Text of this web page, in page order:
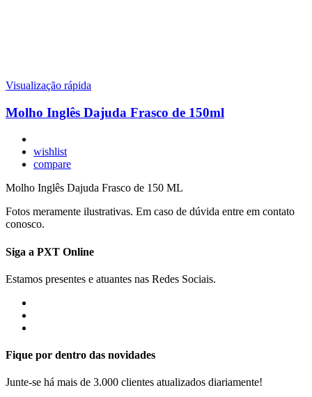
Visualização rápida
Molho Inglês Dajuda Frasco de 150ml
wishlist
compare
Molho Inglês Dajuda Frasco de 150 ML
Fotos meramente ilustrativas. Em caso de dúvida entre em contato
conosco.
Siga a PXT Online
Estamos presentes e atuantes nas Redes Sociais.
Fique por dentro das novidades
Junte-se há mais de 3.000 clientes atualizados diariamente!